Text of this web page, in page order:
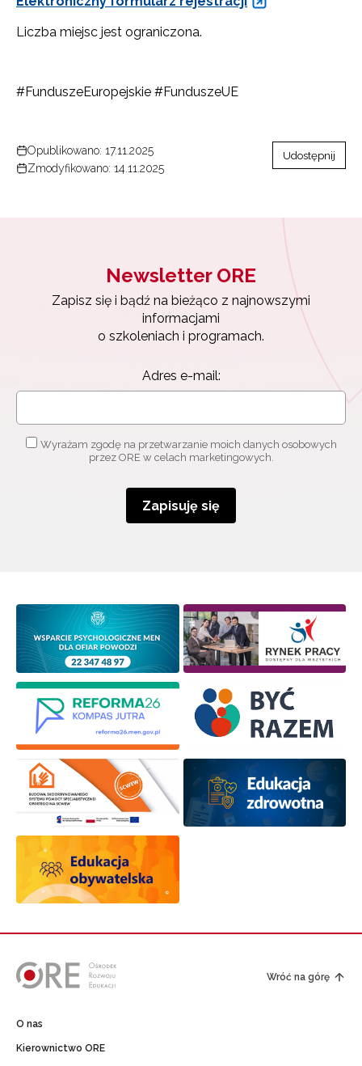
Liczba miejsc jest ograniczona.
#FunduszeEuropejskie #FunduszeUE
Opublikowano: 17.11.2025
Zmodyfikowano: 14.11.2025
Udostępnij
Newsletter ORE
Zapisz się i bądź na bieżąco z najnowszymi
informacjami
o szkoleniach i programach.
Adres e-mail:
Wyrażam zgodę na przetwarzanie moich danych osobowych
przez ORE w celach marketingowych.
Zapisuję się
Wróć na górę
O nas
Kierownictwo ORE
Zapisz się i bądź na bieżąco z najnowszymi
informacjami
Wyrażam zgodę na przetwarzanie moich danych
osobowych przez ORE w celach marketingowych.
Zapisuję się